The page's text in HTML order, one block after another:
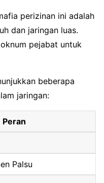
perizinan ini adalah
dan jaringan luas.
pejabat untuk
beberapa
jaringan:
Peran
Palsu